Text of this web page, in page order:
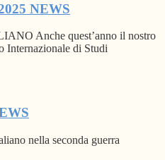
NEWS
Anche quest’anno il nostro
Internazionale di Studi
nella seconda guerra